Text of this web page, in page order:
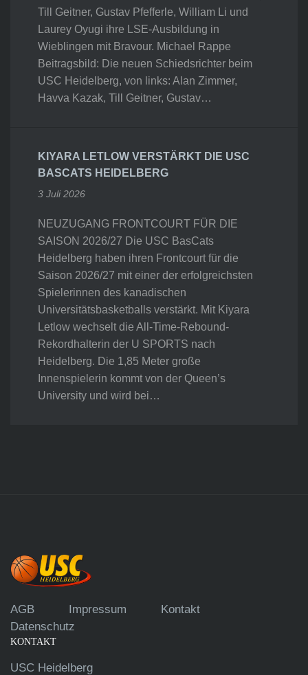
Till Geitner, Gustav Pfefferle, William Li und
Laurey Oyugi ihre LSE-Ausbildung in
Wieblingen mit Bravour. Michael Rappe
Beitragsbild: Die neuen Schiedsrichter beim
USC Heidelberg, von links: Alan Zimmer,
Havva Kazak, Till Geitner, Gustav…
KIYARA LETLOW VERSTÄRKT DIE USC
BASCATS HEIDELBERG
3 Juli 2026
NEUZUGANG FRONTCOURT FÜR DIE
SAISON 2026/27 Die USC BasCats
Heidelberg haben ihren Frontcourt für die
Saison 2026/27 mit einer der erfolgreichsten
Spielerinnen des kanadischen
Universitätsbasketballs verstärkt. Mit Kiyara
Letlow wechselt die All-Time-Rebound-
Rekordhalterin der U SPORTS nach
Heidelberg. Die 1,85 Meter große
Innenspielerin kommt von der Queen’s
University und wird bei…
AGB Impressum
Kontakt
Datenschutz
KONTAKT
USC Heidelberg